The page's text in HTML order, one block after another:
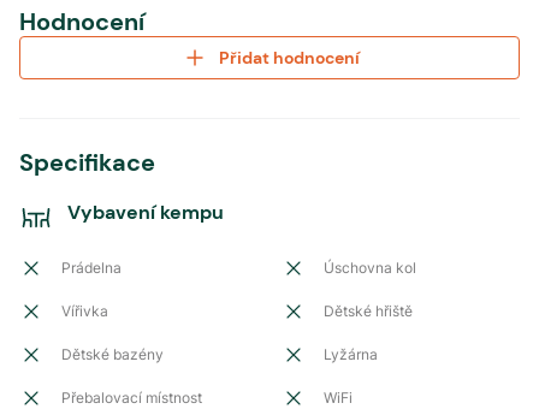
Hodnocení
Přidat hodnocení
Specifikace
Vybavení kempu
Prádelna Úschovna kol
Vířivka Dětské hřiště
Dětské bazény Lyžárna
Přebalovací místnost WiFi